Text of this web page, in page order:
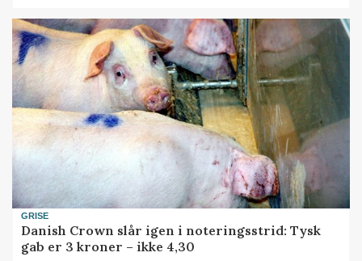
GRISE
Danish Crown slår igen i noteringsstrid: Tysk
gab er 3 kroner – ikke 4,30